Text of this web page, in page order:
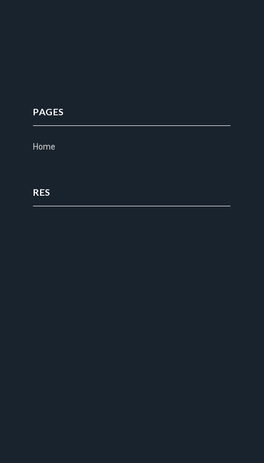
PAGES
Home
RES